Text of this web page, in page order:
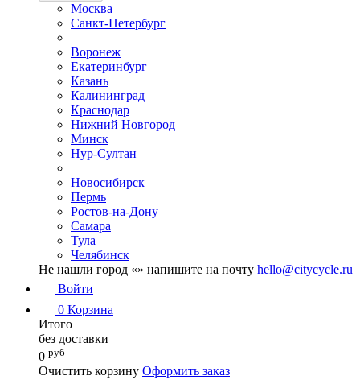
Москва
Санкт-Петербург
Воронеж
Екатеринбург
Казань
Калининград
Краснодар
Нижний Новгород
Минск
Нур-Султан
Новосибирск
Пермь
Ростов-на-Дону
Самара
Тула
Челябинск
Не нашли город «» напишите на почту hello@citycycle.ru
Войти
0 Корзина
Итого
без доставки
0 руб
Очистить корзину Оформить заказ